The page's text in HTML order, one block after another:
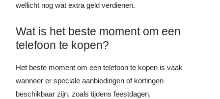
wellicht nog wat extra geld verdienen.
Wat is het beste moment om een
telefoon te kopen?
Het beste moment om een telefoon te kopen is vaak
wanneer er speciale aanbiedingen of kortingen
beschikbaar zijn, zoals tijdens feestdagen,